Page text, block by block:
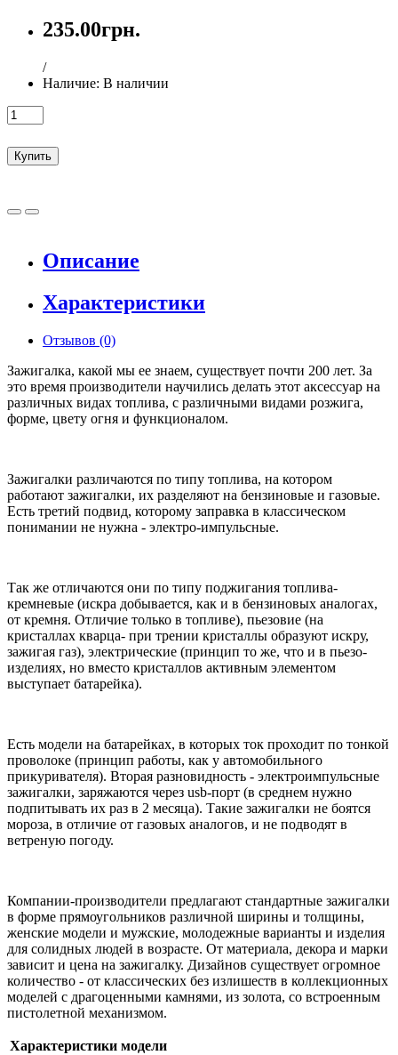
235.00грн.
/
Наличие: В наличии
Купить
Описание
Характеристики
Отзывов (0)
Зажигалка, какой мы ее знаем, существует почти 200 лет. За
это время производители научились делать этот аксессуар на
различных видах топлива, с различными видами розжига,
форме, цвету огня и функционалом.
Зажигалки различаются по типу топлива, на котором
работают зажигалки, их разделяют на бензиновые и газовые.
Есть третий подвид, которому заправка в классическом
понимании не нужна - электро-импульсные.
Так же отличаются они по типу поджигания топлива-
кремневые (искра добывается, как и в бензиновых аналогах,
от кремня. Отличие только в топливе), пьезовие (на
кристаллах кварца- при трении кристаллы образуют искру,
зажигая газ), электрические (принцип то же, что и в пьезо-
изделиях, но вместо кристаллов активным элементом
выступает батарейка).
Есть модели на батарейках, в которых ток проходит по тонкой
проволоке (принцип работы, как у автомобильного
прикуривателя). Вторая разновидность - электроимпульсные
зажигалки, заряжаются через usb-порт (в среднем нужно
подпитывать их раз в 2 месяца). Такие зажигалки не боятся
мороза, в отличие от газовых аналогов, и не подводят в
ветреную погоду.
Компании-производители предлагают стандартные зажигалки
в форме прямоугольников различной ширины и толщины,
женские модели и мужские, молодежные варианты и изделия
для солидных людей в возрасте. От материала, декора и марки
зависит и цена на зажигалку. Дизайнов существует огромное
количество - от классических без излишеств в коллекционных
моделей с драгоценными камнями, из золота, со встроенным
пистолетной механизмом.
Характеристики модели